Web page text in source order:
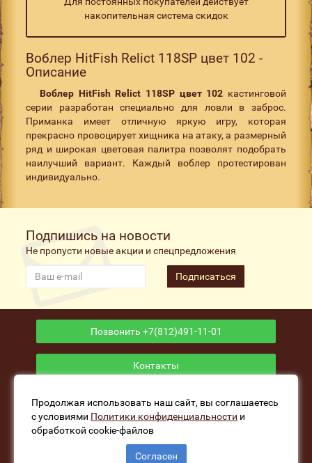
накопительная система скидок
Воблер HitFish Relict 118SP цвет 102 -
Описание
Воблер HitFish Relict 118SP цвет 102 кастинговой
серии разработан специально для ловли в заброс.
Приманка имеет отличную яркую игру, которая
прекрасно провоцирует хищника на атаку, а размерный
ряд и широкая цветовая палитра позволят подобрать
наилучший вариант. Каждый воблер протестирован
индивидуально.
Подпишись на новости
Не пропусти новые акции и спецпредложения
Подписаться
Позвонить +7(812)491-11-01
Контакты
Приложение
www.fishers-house.ru - Рыболовный магазин Избушка
Продолжая использовать наш сайт, вы соглашаетесь
с условиями Политики конфиденциальности и
обработкой cookie-файлов
Согласен